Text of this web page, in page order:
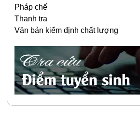
Pháp chế
Thanh tra
Văn bản kiểm định chất lượng